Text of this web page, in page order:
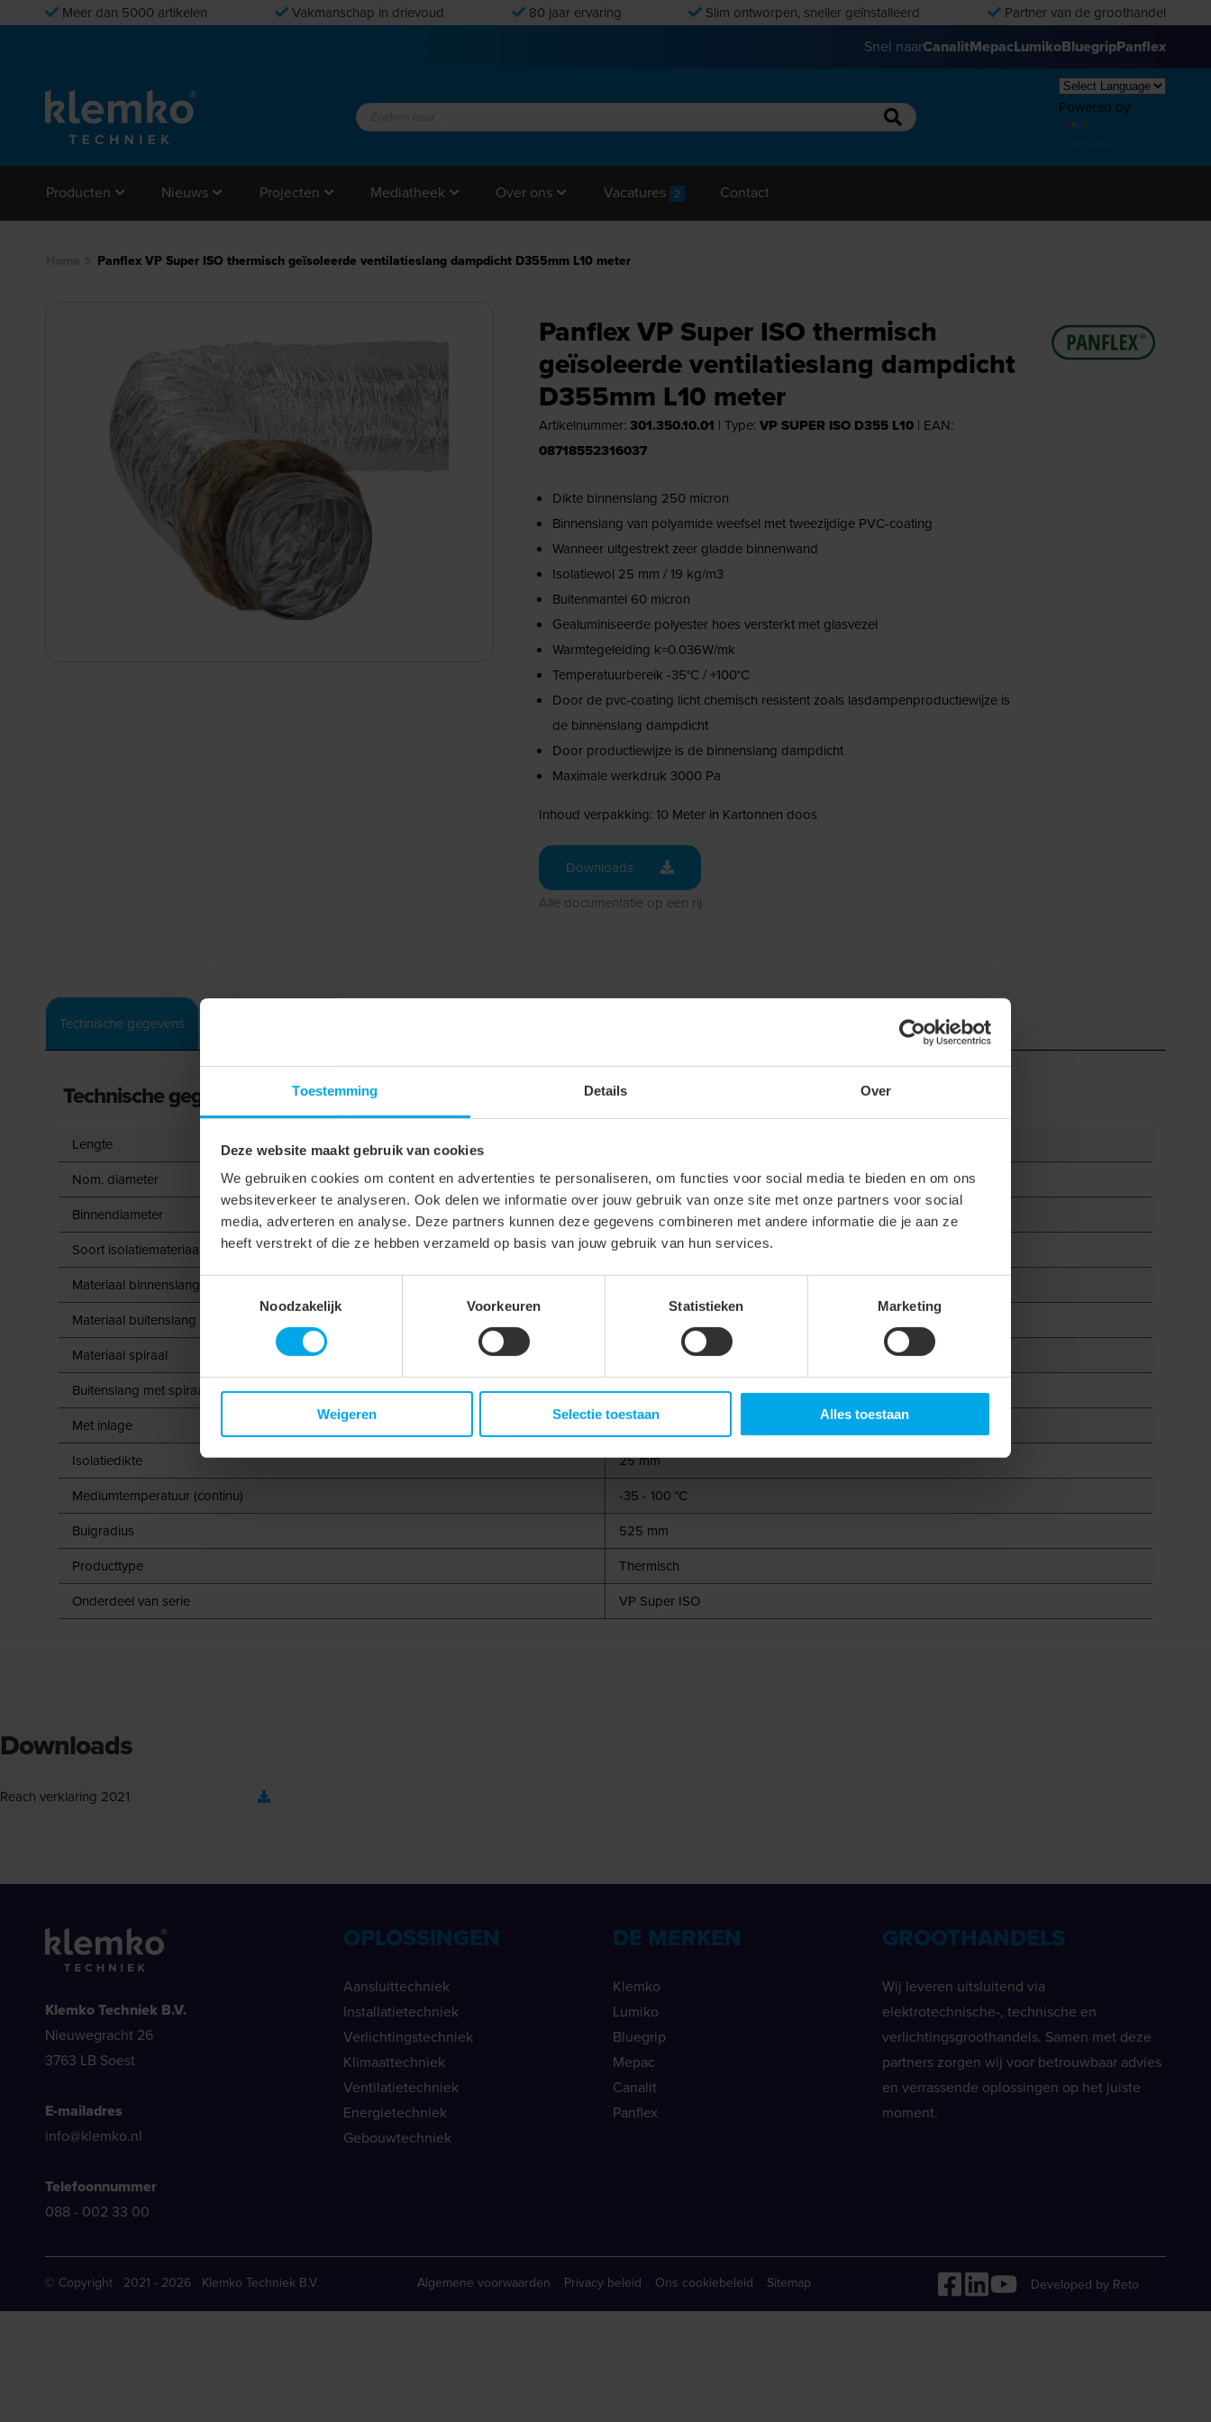
Toestemming Details Over
Deze website maakt gebruik van cookies
We gebruiken cookies om content en advertenties te personaliseren, om functies voor social media te bieden en om ons
websiteverkeer te analyseren. Ook delen we informatie over jouw gebruik van onze site met onze partners voor social
media, adverteren en analyse. Deze partners kunnen deze gegevens combineren met andere informatie die je aan ze
heeft verstrekt of die ze hebben verzameld op basis van jouw gebruik van hun services.
Noodzakelijk
Voorkeuren Statistieken Marketing
Weigeren Selectie toestaan Alles toestaan
Meer dan 5000 artikelen Vakmanschap in drievoud 80 jaar ervaring Slim ontworpen, sneller geïnstalleerd Partner van de groothandel
Snel naarCanalitMepacLumikoBluegripPanflex
Powered by
Producten Nieuws Projecten Mediatheek Over ons Vacatures 2 Contact
Panflex VP Super ISO thermisch geïsoleerde ventilatieslang dampdicht D355mm L10 meter
Panflex VP Super ISO thermisch
geïsoleerde ventilatieslang dampdicht
D355mm L10 meter
Artikelnummer: 301.350.10.01 | Type: VP SUPER ISO D355 L10 | EAN:
08718552316037
Dikte binnenslang 250 micron
Binnenslang van polyamide weefsel met tweezijdige PVC-coating
Wanneer uitgestrekt zeer gladde binnenwand
Isolatiewol 25 mm / 19 kg/m3
Buitenmantel 60 micron
Gealuminiseerde polyester hoes versterkt met glasvezel
Warmtegeleiding k=0.036W/mk
Temperatuurbereik -35°C / +100°C
Door de pvc-coating licht chemisch resistent zoals lasdampenproductiewijze is
de binnenslang dampdicht
Door productiewijze is de binnenslang dampdicht
Maximale werkdruk 3000 Pa
Inhoud verpakking: 10 Meter in Kartonnen doos
Downloads
Alle documentatie op een rij
Technische gegevens
Technische gegevens
Lengte
Nom. diameter
350 mm
Binnendiameter
363 mm
Soort isolatiemateriaal
Glaswol (MW)
Materiaal binnenslang
Materiaal buitenslang
Materiaal spiraal
Buitenslang met spiraal
Met inlage
Isolatiedikte
25 mm
Mediumtemperatuur (continu)
-35 - 100 °C
Buigradius
525 mm
Producttype
Thermisch
Onderdeel van serie
VP Super ISO
Downloads
Reach verklaring 2021
Klemko Techniek B.V.
Nieuwegracht 26
3763 LB Soest
E-mailadres
info@klemko.nl
Telefoonnummer
088 - 002 33 00
OPLOSSINGEN
Aansluittechniek
Installatietechniek
Verlichtingstechniek
Klimaattechniek
Ventilatietechniek
Energietechniek
Gebouwtechniek
DE MERKEN
Klemko
Lumiko
Bluegrip
Mepac
Canalit
Panflex
GROOTHANDELS
Wij leveren uitsluitend via
elektrotechnische-, technische en
verlichtingsgroothandels. Samen met deze
partners zorgen wij voor betrouwbaar advies
en verrassende oplossingen op het juiste
moment.
© Copyright 2021 - 2026 Klemko Techniek B.V. Algemene voorwaarden Privacy beleid Ons cookiebeleid Sitemap Developed by Reto